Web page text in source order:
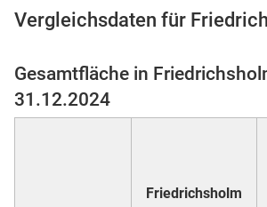
Vergleichsdaten für
Gesamtfläche in
31.12.2024
Friedrichsholm